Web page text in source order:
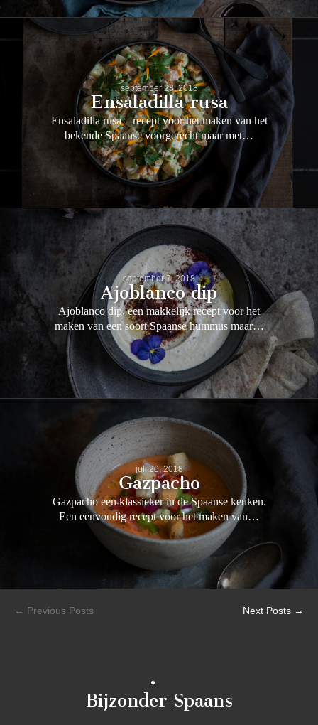
september 28, 2018
Ensaladilla rusa
Ensaladilla rusa – recept voor het maken van het
bekende Spaanse voorgerecht maar met…
september 7, 2018
Ajoblanco dip
Ajoblanco dip, een makkelijk recept voor het
maken van een soort Spaanse hummus maar…
juli 20, 2018
Gazpacho
Gazpacho een klassieker in de Spaanse keuken.
Een eenvoudig recept voor het maken van…
← Previous Posts Next Posts →
Bijzonder Spaans